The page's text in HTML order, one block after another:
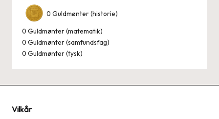
0 Guldmønter (historie)
0 Guldmønter (matematik)
0 Guldmønter (samfundsfag)
0 Guldmønter (tysk)
Vilkår